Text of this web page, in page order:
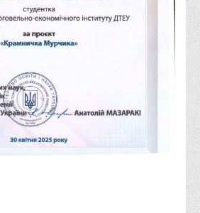
старосту академічної групи
оцінювання результатів навчання
правила призначення академічних
за договорами
порядок розрахунків за договорами про
освітніх та інших послуг